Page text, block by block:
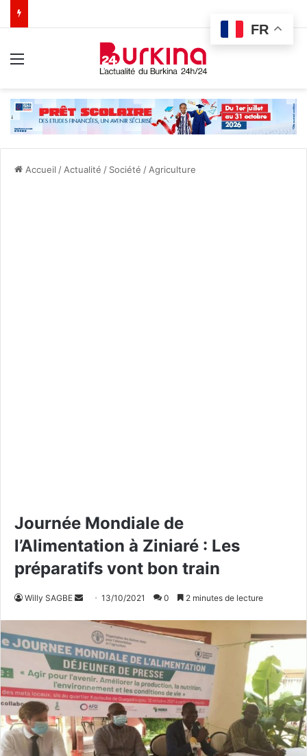
Accueil / Actualité / Société / Agriculture
Journée Mondiale de
l’Alimentation à Ziniaré : Les
préparatifs vont bon train
Willy SAGBE
o
y
e
r
u
n
c
13/10/2021 0 2 minutes de lecture
FR